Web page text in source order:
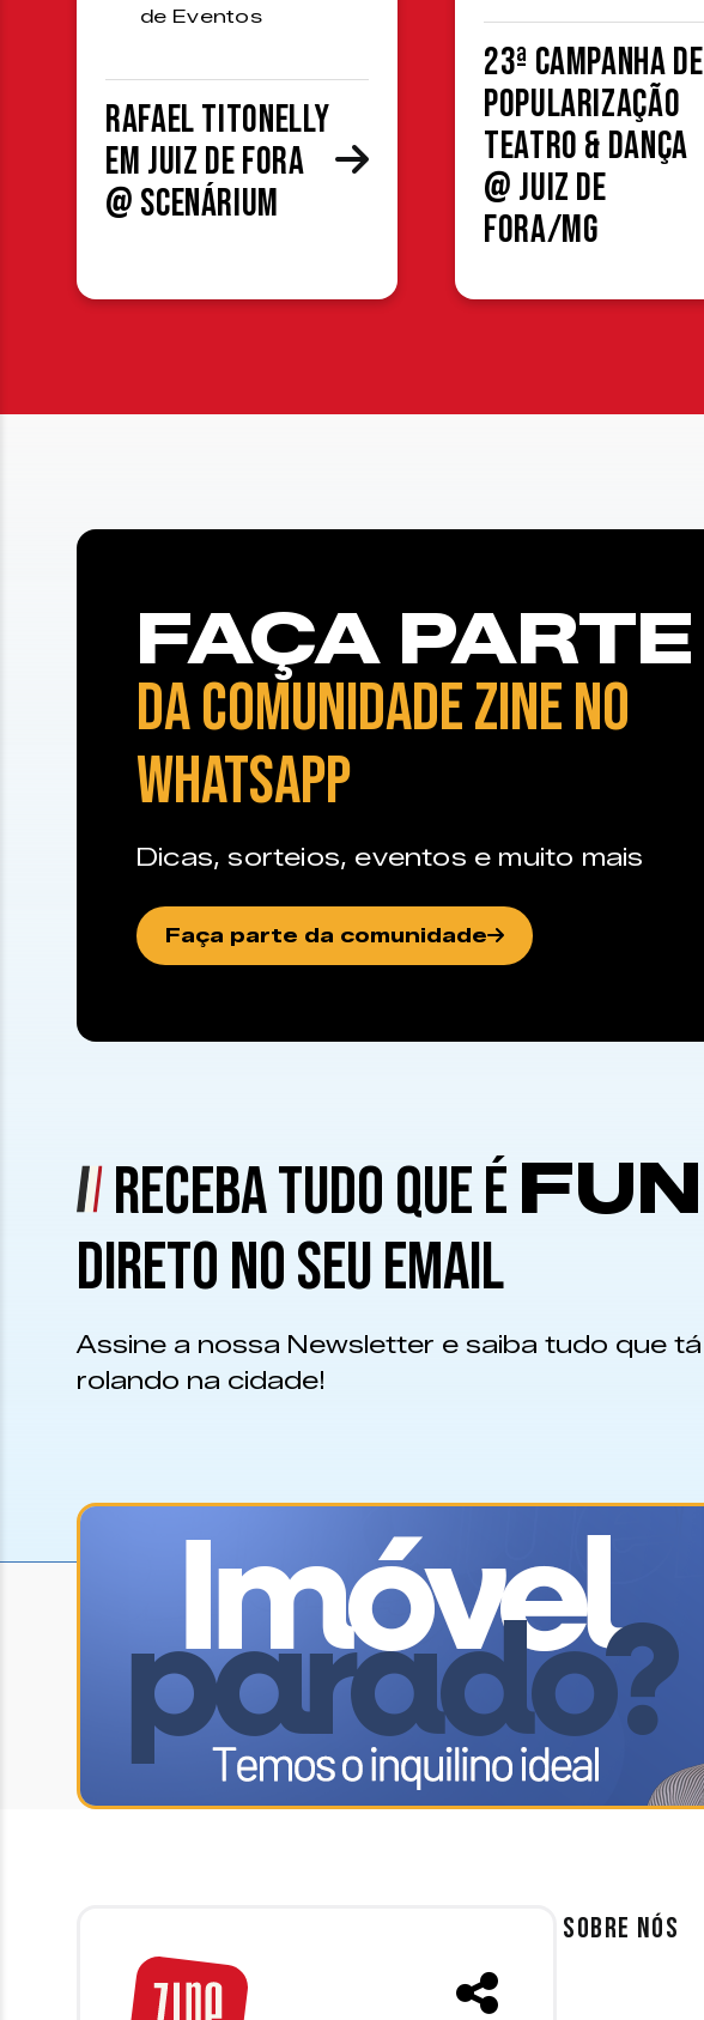
de Eventos
Rafael Titonelly
em Juiz de Fora
@ Scenárium
23ª Campanha de
Popularização
Teatro & Dança
@ Juiz de
Fora/MG
FAÇA PARTE
DA COMUNIDADE ZINE NO
WHATSAPP
Dicas, sorteios, eventos e muito mais
Faça parte da comunidade
RECEBA TUDO QUE ÉFUN
DIRETO NO SEU EMAIL
Assine a nossa Newsletter e saiba tudo que tá
rolando na cidade!
SOBRE NÓS